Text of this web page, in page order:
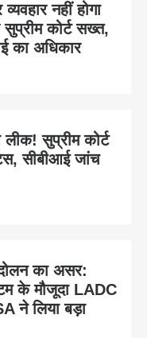
नहीं होगा
कोर्ट सख्त,
का अधिकार
सुप्रीम कोर्ट
सीबीआई जांच
का असर:
के मौजूदा LADC
ने लिया बड़ा